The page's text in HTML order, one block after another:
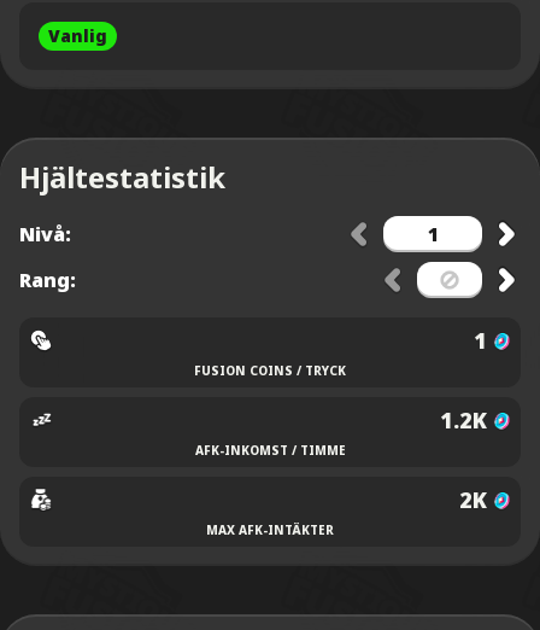
Vanlig
Hjältestatistik
Nivå:
Rang:
1
FUSION COINS / TRYCK
1.2K
AFK-INKOMST / TIMME
2K
MAX AFK-INTÄKTER